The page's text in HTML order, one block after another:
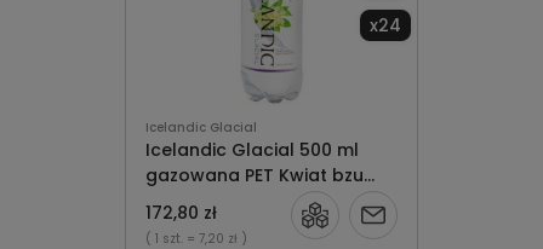
Icelandic Glacial
Icelandic Glacial 500 ml
gazowana PET Kwiat bzu
x24
x24
172,80 zł
( 1 szt. = 7,20 zł )
Powiadom